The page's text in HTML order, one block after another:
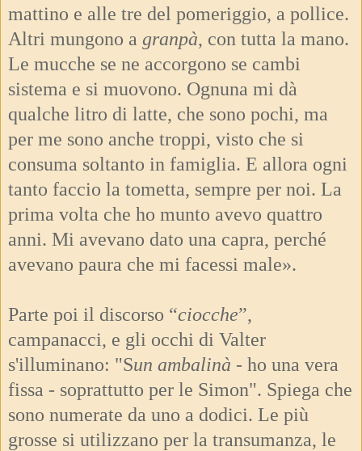
mattino e alle tre del pomeriggio, a pollice.
Altri mungono a granpà, con tutta la mano.
Le mucche se ne accorgono se cambi
sistema e si muovono. Ognuna mi dà
qualche litro di latte, che sono pochi, ma
per me sono anche troppi, visto che si
consuma soltanto in famiglia. E allora ogni
tanto faccio la tometta, sempre per noi. La
prima volta che ho munto avevo quattro
anni. Mi avevano dato una capra, perché
avevano paura che mi facessi male».
Parte poi il discorso “ciocche”,
campanacci, e gli occhi di Valter
s'illuminano: "Sun ambalinà - ho una vera
fissa - soprattutto per le Simon". Spiega che
sono numerate da uno a dodici. Le più
grosse si utilizzano per la transumanza, le